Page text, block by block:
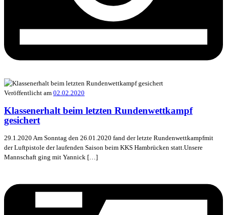
Veröffentlicht am 02.02.2020
Klassenerhalt beim letzten Rundenwettkampf
gesichert
29.1.2020 Am Sonntag den 26.01.2020 fand der letzte Rundenwettkampfmit
der Luftpistole der laufenden Saison beim KKS Hambrücken statt.Unsere
Mannschaft ging mit Yannick […]